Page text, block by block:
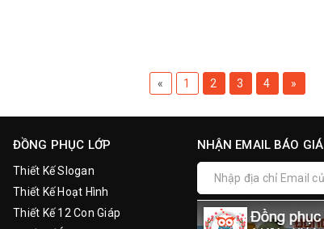
« 1 2 3 4 »
ĐỒNG PHỤC LỚP
Thiết Kế Slogan
Thiết Kế Hoạt Hình
Thiết Kế 12 Con Giáp
NHẬN EMAIL BÁO GIÁ